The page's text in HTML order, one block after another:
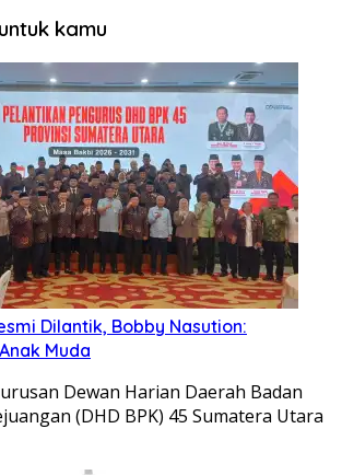
kamu
Dilantik, Bobby Nasution:
Muda
Dewan Harian Daerah Badan
(DHD BPK) 45 Sumatera Utara